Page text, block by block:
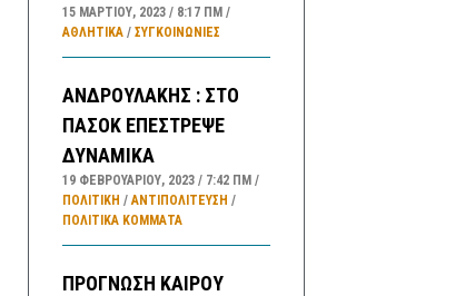
15 ΜΑΡΤΊΟΥ, 2023 8:17 ΠΜ
ΑΘΛΗΤΙΚΑ/ ΣΥΓΚΟΙΝΩΝΊΕΣ
ΑΝΔΡΟΥΛΑΚΗΣ : ΣΤΟ
ΠΑΣΟΚ ΕΠΕΣΤΡΕΨΕ
ΔΥΝΑΜΙΚΑ
19 ΦΕΒΡΟΥΑΡΊΟΥ, 2023 7:42 ΠΜ
ΠΟΛΙΤΙΚΗ /ΑΝΤΙΠΟΛΊΤΕΥΣΗ /
ΠΟΛΙΤΙΚΆ ΚΌΜΜΑΤΑ
ΠΡΟΓΝΩΣΗ ΚΑΙΡΟΥ